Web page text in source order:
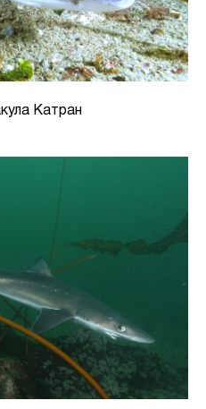
Катран